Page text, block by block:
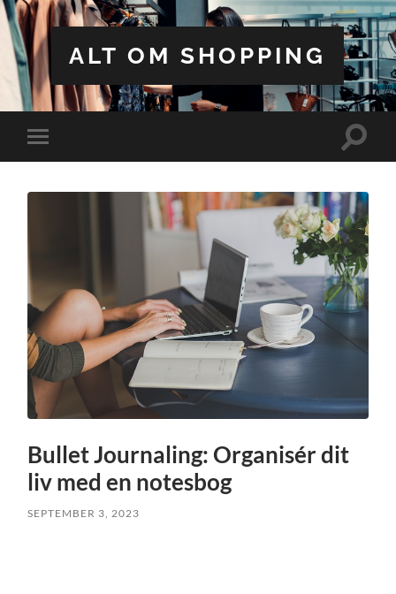
ALT OM SHOPPING
Toggle
mobile
Toggle
Bullet Journaling: Organisér dit
liv med en notesbog
SEPTEMBER 3, 2023